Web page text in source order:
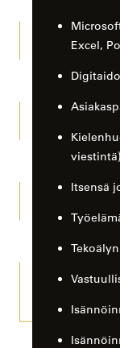
Excel,
viestintä)
Itsensä